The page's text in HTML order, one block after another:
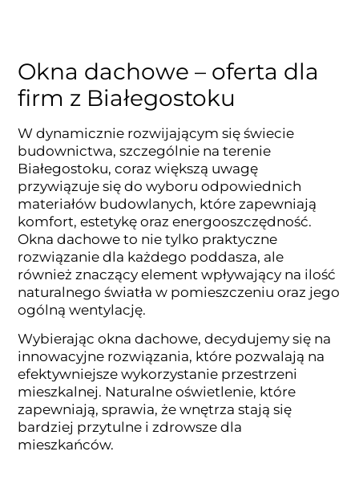
Okna dachowe – oferta dla
firm z Białegostoku
W dynamicznie rozwijającym się świecie
budownictwa, szczególnie na terenie
Białegostoku, coraz większą uwagę
przywiązuje się do wyboru odpowiednich
materiałów budowlanych, które zapewniają
komfort, estetykę oraz energooszczędność.
Okna dachowe to nie tylko praktyczne
rozwiązanie dla każdego poddasza, ale
również znaczący element wpływający na ilość
naturalnego światła w pomieszczeniu oraz jego
ogólną wentylację.
Wybierając okna dachowe, decydujemy się na
innowacyjne rozwiązania, które pozwalają na
efektywniejsze wykorzystanie przestrzeni
mieszkalnej. Naturalne oświetlenie, które
zapewniają, sprawia, że wnętrza stają się
bardziej przytulne i zdrowsze dla
mieszkańców.